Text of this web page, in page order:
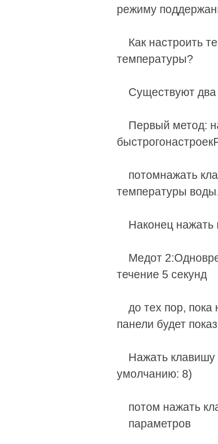
режиму
Как настроить
температуры?
Существуют два
Первый метод:
быстрогонастроек
потомнажать
температуры воды
Наконец нажать
Медот 2:
течение 5 секунд
до тех пор, пока
панели будет
Нажать клавишу
умолчанию: 8)
потом нажать
параметров